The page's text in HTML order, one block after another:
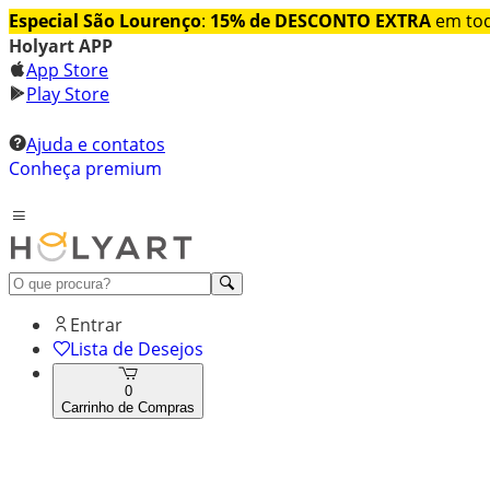
Especial São Lourenço: 15% de DESCONTO EXTRA em
Holyart APP
App Store
Play Store
Ajuda e contatos
Conheça premium
Entrar
Lista de Desejos
0
Carrinho de Compras